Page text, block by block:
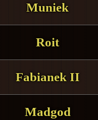
Muniek
Roit
Fabianek II
Madgod